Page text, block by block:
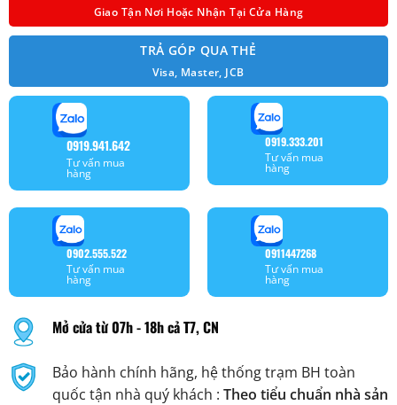
Giao Tận Nơi Hoặc Nhận Tại Cửa Hàng
TRẢ GÓP QUA THẺ
Visa, Master, JCB
0919.941.642
Tư vấn mua
hàng
0919.333.201
Tư vấn mua
hàng
0902.555.522
Tư vấn mua
hàng
0911447268
Tư vấn mua
hàng
Mở cửa từ 07h - 18h cả T7, CN
Bảo hành chính hãng, hệ thống trạm BH toàn
quốc tận nhà quý khách : Theo tiểu chuẩn nhà sản